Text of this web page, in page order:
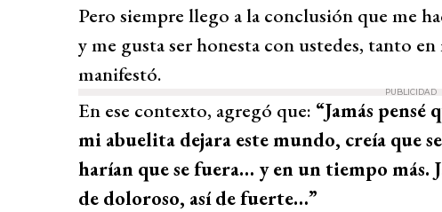
Pero siempre llego a la conclusión que me
y me gusta ser honesta con ustedes, tanto
manifestó.
PUBLICIDAD
En ese contexto, agregó que: “Jamás pensé
mi abuelita dejara este mundo, creía que
harían que se fuera… y en un tiempo más.
de doloroso, así de fuerte…”